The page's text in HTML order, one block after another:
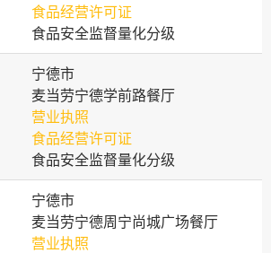
食品经营许可证
食品安全监督量化分级
宁德市
麦当劳宁德学前路餐厅
营业执照
食品经营许可证
食品安全监督量化分级
宁德市
麦当劳宁德周宁尚城广场餐厅
营业执照